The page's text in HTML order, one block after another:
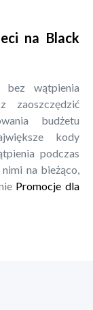
na Black
wątpienia
zaoszczędzić
budżetu
kody
podczas
na bieżąco,
Promocje dla